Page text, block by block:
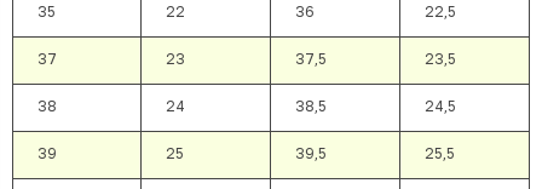
35 22 36 22,5
37 23 37,5 23,5
38 24 38,5 24,5
39 25 39,5 25,5